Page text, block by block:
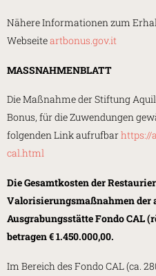
Nähere Informationen zum
Webseiteartbonus.gov.it
MASSNAHMENBLATT
Die Maßnahme der Stiftung
Bonus, für die Zuwendungen
folgenden Link aufrufbarhttps://
cal.html
Die Gesamtkosten der
Valorisierungsmaßnahmen der
Ausgrabungsstätte Fondo CAL
betragen € 1.450.000,00.
Im Bereich des Fondo CAL (ca.